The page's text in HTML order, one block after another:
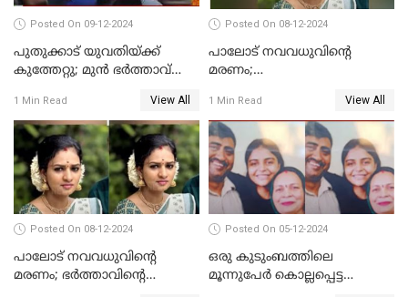
Posted On 09-12-2024
പുതുക്കാട് യുവതിയ്ക്ക്
കുത്തേറ്റു; മുൻ ഭർത്താവ്
1 Min Read View All
Posted On 08-12-2024
പാലോട് നവവധുവിന്റെ
മരണം;
സ്ഥിരീകരിച്ച് പൊലീസ്
1 Min Read View All
Posted On 08-12-2024
പാലോട് നവവധുവിന്റെ
മരണം; ഭര്‍ത്താവിന്റെ
Posted On 05-12-2024
ഒരു കുടുംബത്തിലെ
മൂന്നുപേര്‍ കൊല്ലപ്പെട്ട